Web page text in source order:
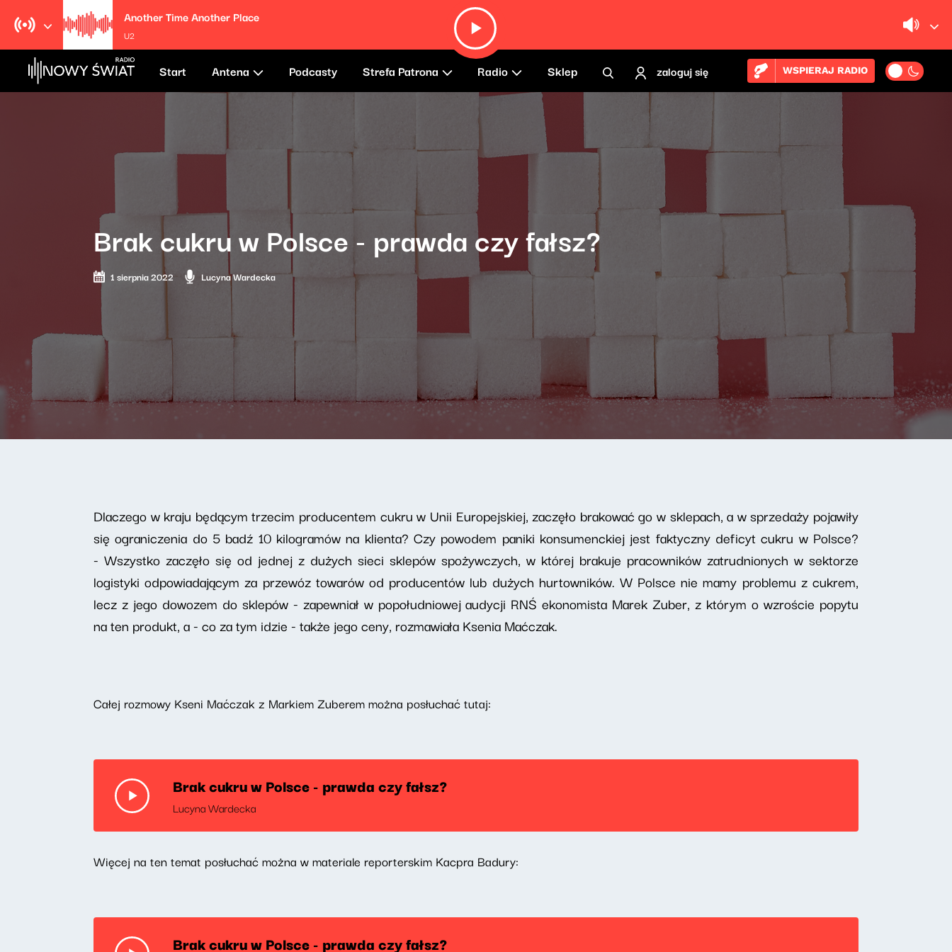
Another Time Another Place
U2
Start Antena Podcasty Strefa Patrona Radio Sklep zaloguj się WSPIERAJ RADIO
Brak cukru w Polsce - prawda czy fałsz?
1 sierpnia 2022 Lucyna Wardecka
Dlaczego w kraju będącym trzecim producentem cukru w Unii Europejskiej, zaczęło brakować go w sklepach, a w sprzedaży pojawiły
się ograniczenia do 5 badź 10 kilogramów na klienta? Czy powodem paniki konsumenckiej jest faktyczny deficyt cukru w Polsce?
- Wszystko zaczęło się od jednej z dużych sieci sklepów spożywczych, w której brakuje pracowników zatrudnionych w sektorze
logistyki odpowiadającym za przewóz towarów od producentów lub dużych hurtowników. W Polsce nie mamy problemu z cukrem,
lecz z jego dowozem do sklepów - zapewniał w popołudniowej audycji RNŚ ekonomista Marek Zuber, z którym o wzroście popytu
na ten produkt, a - co za tym idzie - także jego ceny, rozmawiała Ksenia Maćczak.
Całej rozmowy Kseni Maćczak z Markiem Zuberem można posłuchać tutaj:
Brak cukru w Polsce - prawda czy fałsz?
Lucyna Wardecka
Więcej na ten temat posłuchać można w materiale reporterskim Kacpra Badury:
Brak cukru w Polsce - prawda czy fałsz?